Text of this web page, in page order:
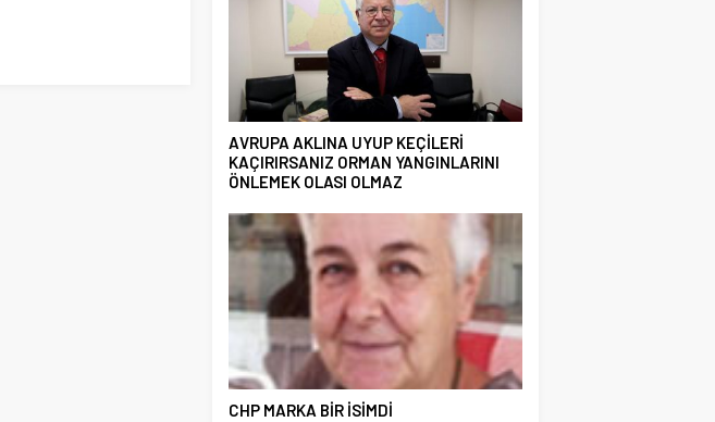
AVRUPA AKLINA UYUP KEÇİLERİ
KAÇIRIRSANIZ ORMAN YANGINLARINI
ÖNLEMEK OLASI OLMAZ
CHP MARKA BİR İSİMDİ